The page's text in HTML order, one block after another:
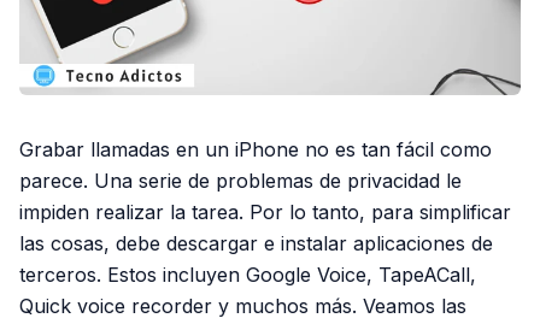
Grabar llamadas en un iPhone no es tan fácil como
parece. Una serie de problemas de privacidad le
impiden realizar la tarea. Por lo tanto, para simplificar
las cosas, debe descargar e instalar aplicaciones de
terceros. Estos incluyen Google Voice, TapeACall,
Quick voice recorder y muchos más. Veamos las